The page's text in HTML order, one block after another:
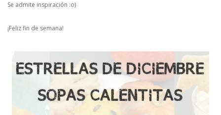
Se admite inspiración :o)
¡Feliz fin de semana!